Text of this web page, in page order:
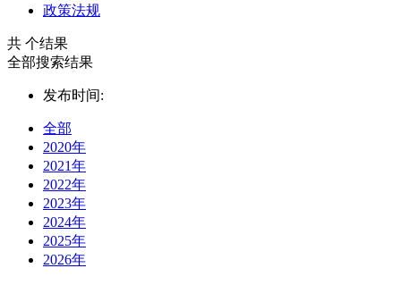
政策法规
共 个结果
全部搜索结果
发布时间:
全部
2020年
2021年
2022年
2023年
2024年
2025年
2026年